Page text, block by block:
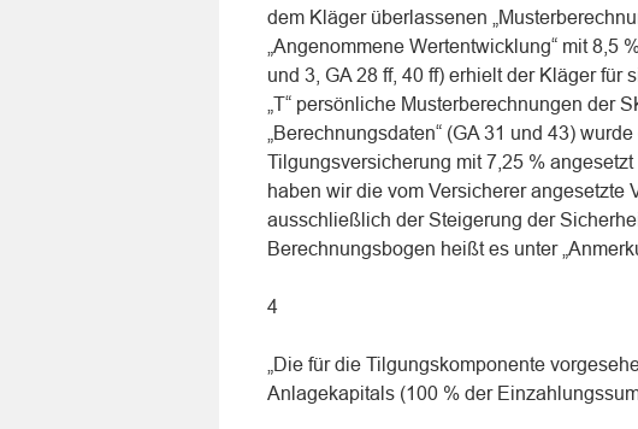
dem Kläger überlassenen
„Angenommene Wertentwicklung“ mit 8,5
und 3, GA 28 ff, 40 ff) erhielt der Kläger für
„T“ persönliche Musterberechnungen der
„Berechnungsdaten“ (GA 31 und 43)
Tilgungsversicherung mit 7,25 %
haben wir die vom Versicherer
ausschließlich der Steigerung der
Berechnungsbogen heißt es unter
4
„Die für die Tilgungskomponente
Anlagekapitals (100 % der